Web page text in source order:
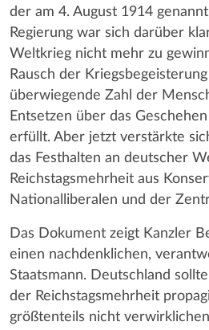
der am 4. August 1914
Regierung war sich darüber
Weltkrieg nicht mehr zu
Rausch der
überwiegende Zahl der
Entsetzen über das
erfüllt. Aber jetzt verstärkte
das Festhalten an deutscher
Reichstagsmehrheit aus
Nationalliberalen und der
Das Dokument zeigt Kanzler
einen nachdenklichen,
Staatsmann. Deutschland
der Reichstagsmehrheit
größtenteils nicht